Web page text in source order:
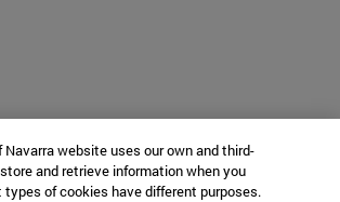
website uses our own and third-
and retrieve information when you
types of cookies have different purposes.